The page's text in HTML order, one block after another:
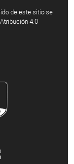
de este sitio se
4.0